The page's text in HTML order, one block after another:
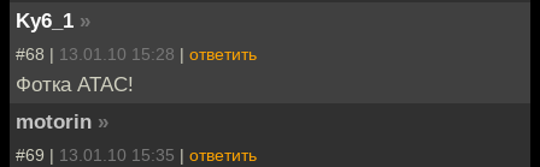
Ky6_1 »
#68 | 13.01.10 15:28 | ответить
Фотка АТАС!
motorin »
#69 | 13.01.10 15:35 | ответить